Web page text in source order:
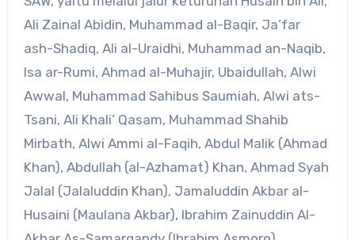
Ali Zainal Abidin, Muhammad al-Baqir, Ja’far
ash-Shadiq, Ali al-Uraidhi, Muhammad an-Naqib,
Isa ar-Rumi, Ahmad al-Muhajir, Ubaidullah, Alwi
Awwal, Muhammad Sahibus Saumiah, Alwi ats-
Tsani, Ali Khali’ Qasam, Muhammad Shahib
Mirbath, Alwi Ammi al-Faqih, Abdul Malik (Ahmad
Khan), Abdullah (al-Azhamat) Khan, Ahmad Syah
Jalal (Jalaluddin Khan), Jamaluddin Akbar al-
Husaini (Maulana Akbar), Ibrahim Zainuddin Al-